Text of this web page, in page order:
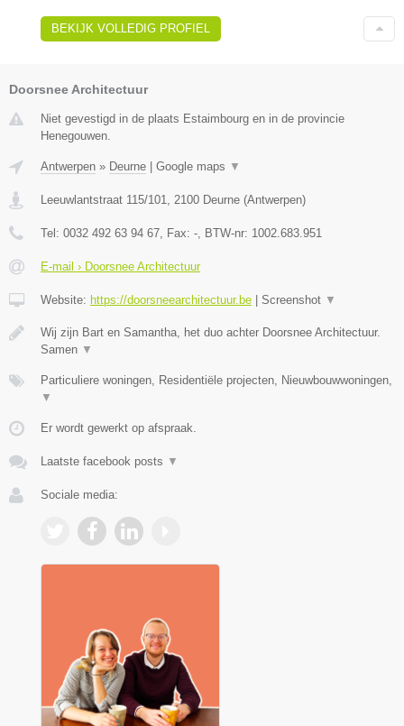
BEKIJK VOLLEDIG PROFIEL
Doorsnee Architectuur
Niet gevestigd in de plaats Estaimbourg en in de provincie
Henegouwen.
Antwerpen » Deurne Google maps ▼
Leeuwlantstraat 115/101, 2100 Deurne (Antwerpen)
Tel: 0032 492 63 94 67, Fax: -, BTW-nr: 1002.683.951
E-mail › Doorsnee Architectuur
Website: https://doorsneearchitectuur.be Screenshot ▼
Wij zijn Bart en Samantha, het duo achter Doorsnee Architectuur.
Samen ▼
Particuliere woningen, Residentiële projecten, Nieuwbouwwoningen,
▼
Er wordt gewerkt op afspraak.
Laatste facebook posts ▼
Sociale media: